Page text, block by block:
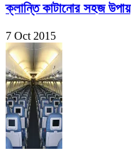
ক্লান্তি কাটানোর সহজ উপায়
7 Oct 2015